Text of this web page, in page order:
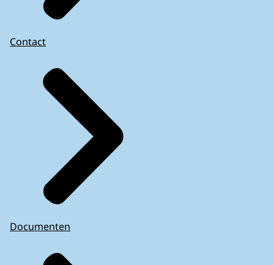
Contact
Documenten